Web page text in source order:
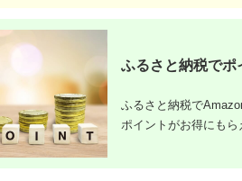
出典：ふるなび
岐阜県 御嵩町
9,000円分
[AVAO003]ゴルフ場
5.0
寄付金額:30,000円
出典：ふるさとチョイ
＜15,000円分＞都ゴ
ルフ倶楽部 ゴルフ場
｜山梨県 都留市 都留
ゴルフ ゴルフ場 予約
プレー 優待券 利用券
50,000
ふるさと納税でポ
ふるさと納税で
ポイントがお得にも